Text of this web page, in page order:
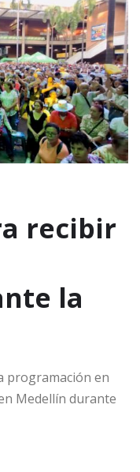
recibir
la
programación en
Medellín durante